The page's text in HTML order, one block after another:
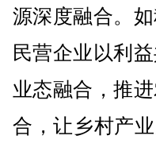
源深度融合。
民营企业以利
业态融合，推
合，让乡村产